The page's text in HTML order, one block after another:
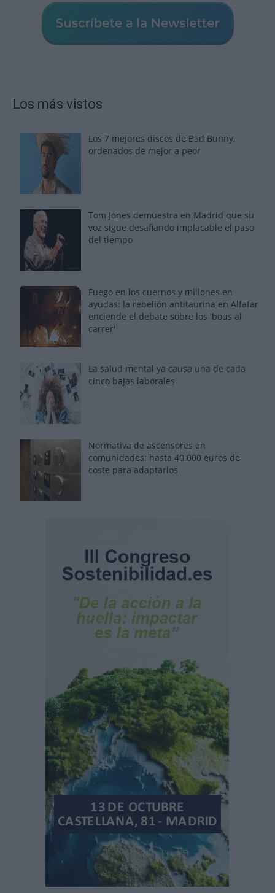
Los más vistos
Los 7 mejores discos de Bad Bunny,
ordenados de mejor a peor
Tom Jones demuestra en Madrid que su
voz sigue desafiando implacable el paso
del tiempo
Fuego en los cuernos y millones en
ayudas: la rebelión antitaurina en Alfafar
enciende el debate sobre los 'bous al
carrer'
La salud mental ya causa una de cada
cinco bajas laborales
Normativa de ascensores en
comunidades: hasta 40.000 euros de
coste para adaptarlos